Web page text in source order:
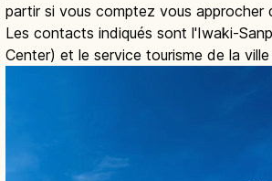
partir si vous comptez vous approcher
Les contacts indiqués sont l'Iwaki-
Center) et le service tourisme de la